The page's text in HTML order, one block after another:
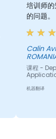
培训师
的问题。
Calin Avram -
课程 -
机器翻译